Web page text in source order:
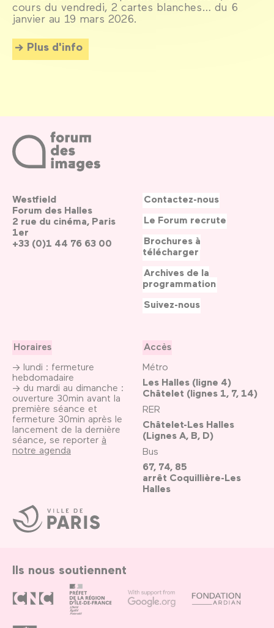
cours du vendredi, 2 cartes blanches… du 6
janvier au 19 mars 2026.
Plus d'info
Ville
de
Paris
Westfield
Forum des Halles
2 rue du cinéma, Paris
1er
+33 (0)1 44 76 63 00
Horaires
→ lundi : fermeture
hebdomadaire
→ du mardi au dimanche :
ouverture 30min avant la
première séance et
fermeture 30min après le
lancement de la dernière
séance, se reporter à
notre agenda
Accès
Métro
Les Halles (ligne 4)
Châtelet (lignes 1, 7, 14)
RER
Châtelet-Les Halles
(Lignes A, B, D)
Bus
67, 74, 85
arrêt Coquillière-Les
Halles
Contactez-nous
Le Forum recrute
Brochures à
télécharger
Archives de la
programmation
Suivez-nous
Ils nous soutiennent